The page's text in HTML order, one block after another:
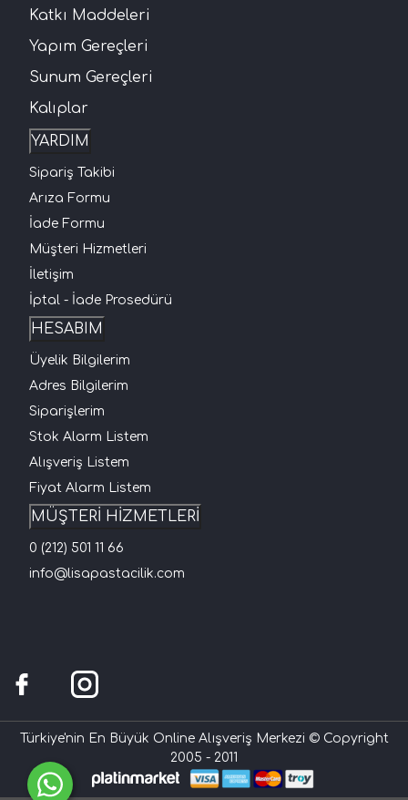
Katkı Maddeleri
Yapım Gereçleri
Sunum Gereçleri
Kalıplar
YARDIM
Sipariş Takibi
Arıza Formu
İade Formu
Müşteri Hizmetleri
İletişim
İptal - İade Prosedürü
HESABIM
Üyelik Bilgilerim
Adres Bilgilerim
Siparişlerim
Stok Alarm Listem
Alışveriş Listem
Fiyat Alarm Listem
MÜŞTERİ HİZMETLERİ
0 (212) 501 11 66
info@lisapastacilik.com
Türkiye'nin En Büyük Online Alışveriş Merkezi © Copyright
2005 - 2011